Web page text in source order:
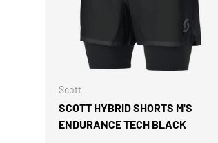
Scott
SCOTT HYBRID SHORTS M'S
ENDURANCE TECH BLACK